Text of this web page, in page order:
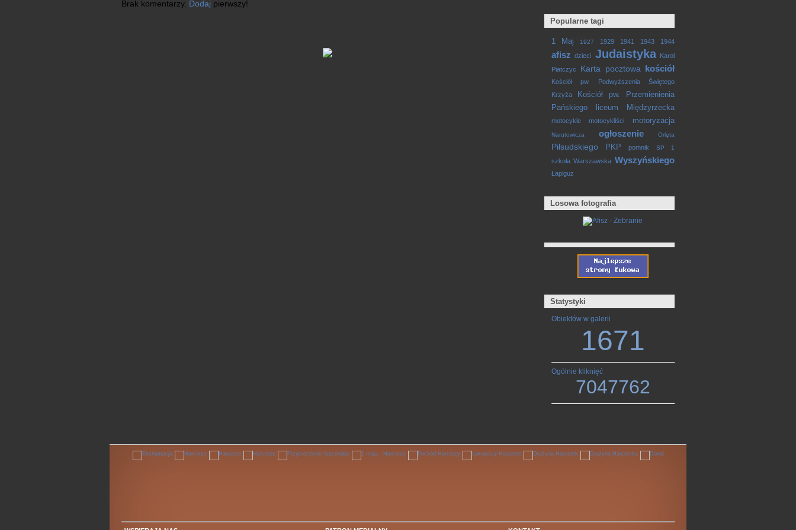
Brak komentarzy. Dodaj pierwszy!
Popularne tagi
1 Maj 1927 1929 1941 1943 1944
afisz dzieci Judaistyka
Karol
Piatczyc
Karta pocztowa kościół
Kościół pw. Podwyższenia Świętego
Krzyża
Kościół pw. Przemienienia
Pańskiego
liceum Międzyrzecka
motocykle motocykliści motoryzacja
Narutowicza ogłoszenie Orlęta
Piłsudskiego PKP pomnik SP 1
szkoła Warszawska Wyszyńskiego
Łapiguz
Losowa fotografia
Statystyki
Obiektów w galerii
1671
Ogólnie kliknięć
7047762